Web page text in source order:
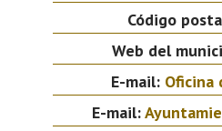
Código
Web del
E-mail: Oficina
E-mail: